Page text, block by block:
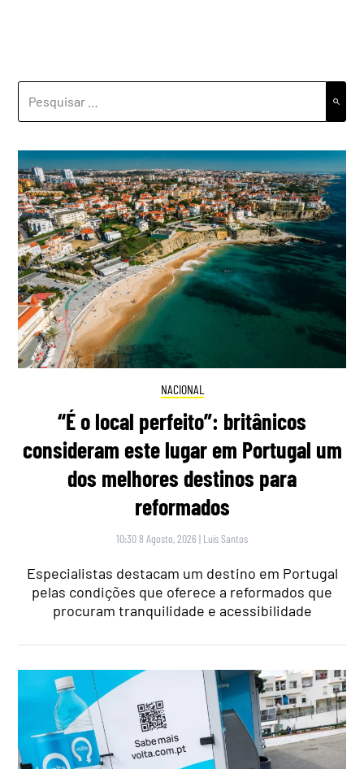
POR:
NACIONAL
“É o local perfeito”: britânicos
consideram este lugar em Portugal um
dos melhores destinos para
reformados
10:30 8 Agosto, 2026 | Luís Santos
Especialistas destacam um destino em Portugal
pelas condições que oferece a reformados que
procuram tranquilidade e acessibilidade